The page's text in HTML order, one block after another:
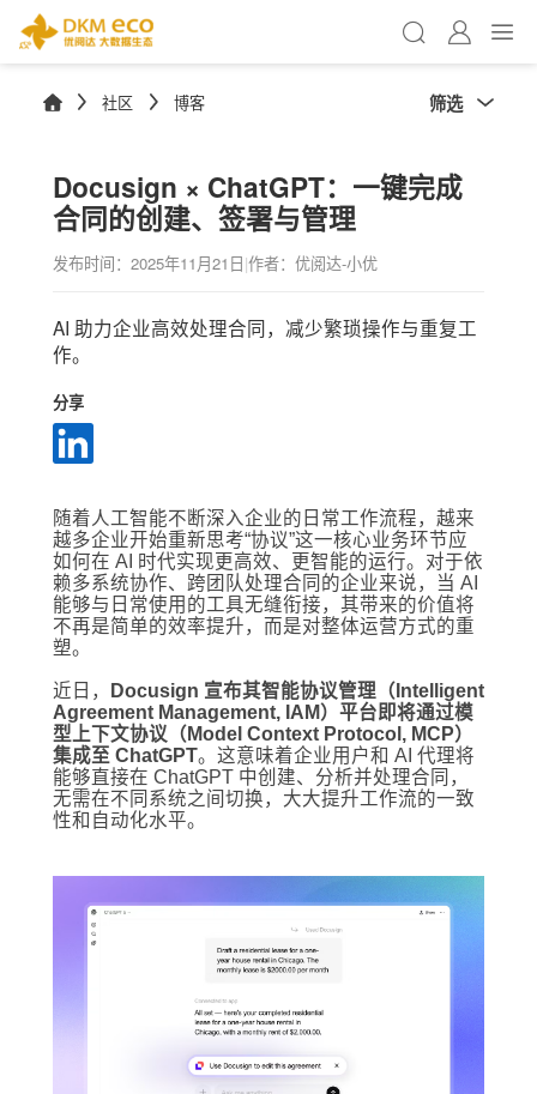
社区 博客 筛选
Docusign × ChatGPT：一键完成
合同的创建、签署与管理
发布时间： 2025年11月21日|作者：优阅达-小优
AI 助力企业高效处理合同，减少繁琐操作与重复工
作。
分享
随着人工智能不断深入企业的日常工作流程，越来
越多企业开始重新思考“协议”这一核心业务环节应
如何在 AI 时代实现更高效、更智能的运行。对于依
赖多系统协作、跨团队处理合同的企业来说，当 AI
能够与日常使用的工具无缝衔接，其带来的价值将
不再是简单的效率提升，而是对整体运营方式的重
塑。
近日，
Docusign 宣布其智能协议管理（Intelligent
Agreement Management, IAM）平台即将通过模
型上下文协议（Model Context Protocol, MCP）
集成至 ChatGPT。这意味着企业用户和 AI 代理将
能够直接在 ChatGPT 中创建、分析并处理合同，
无需在不同系统之间切换，大大提升工作流的一致
性和自动化水平。